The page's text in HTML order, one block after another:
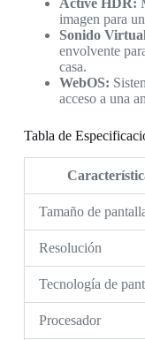
imagen para
Sonido
envolvente
casa.
WebOS:
acceso a una
Tabla de
Tamaño de
Resolución
Tecnología de
Procesador